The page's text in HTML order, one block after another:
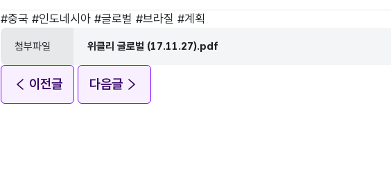
태그
#중국 #인도네시아 #글로벌 #브라질 #계획
첨부파일 위클리 글로벌 (17.11.27).pdf
이전글 다음글